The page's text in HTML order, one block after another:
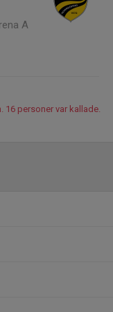
A
16 personer var kallade.